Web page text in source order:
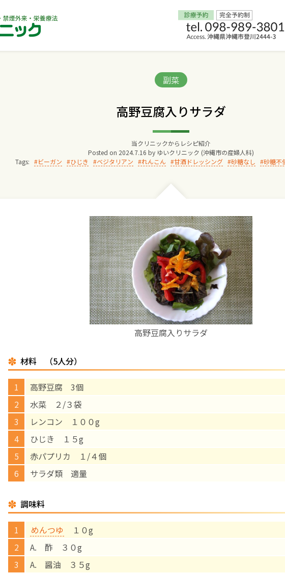
Categories:
副菜
高野豆腐入りサラダ
当クリニックからレシピ紹介
Posted on 2024.7.16 by ゆいクリニック (沖縄市の産婦人科)
Tags:
ビーガン ひじき ベジタリアン れんこん 甘酒ドレッシング 砂糖なし 砂糖不
高野豆腐入りサラダ
材料 （5人分）
高野豆腐 3個
水菜 ２/３袋
レンコン １００g
ひじき １５g
赤パプリカ １/４個
サラダ類 適量
調味料
めんつゆ
１０g
A. 酢 ３０g
A. 醤油 ３５g
Home
院長からのごあいさつ
ゆいクリニックの経営理念
診療料金
妊婦健診
お産について
親と子の結びつき支援
母乳育児
予防接種
‘さんルーム’ でさまざまな講座・クラス
遠方にお住まいで当院での出産を希望される方へ
医師プロフィール